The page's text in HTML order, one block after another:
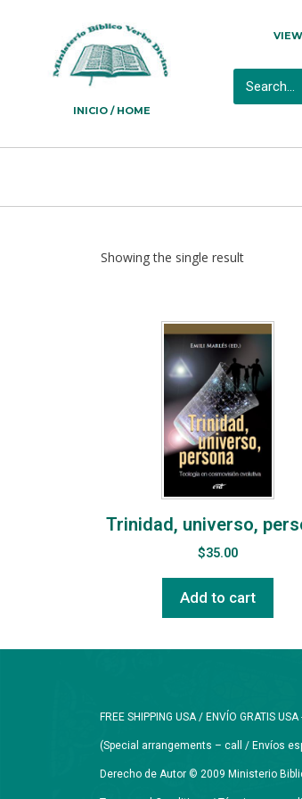
INICIO / HOME
Showing the single result
Trinidad, universo,
$35.00
Add to cart
FREE SHIPPING USA / ENVÍO GRATIS
(Special arrangements – call / Envíos
Derecho de Autor © 2009 Ministerio